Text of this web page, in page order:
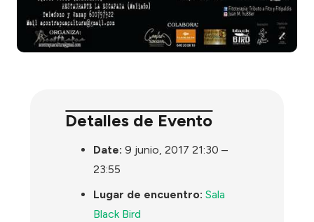
Detalles de Evento
Date: 9 junio, 2017 21:30 –
23:55
Lugar de encuentro: Sala
Black Bird